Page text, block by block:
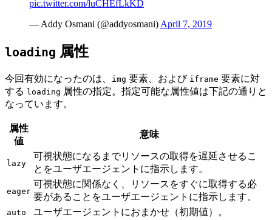
pic.twitter.com/luCHEfLkKD
— Addy Osmani (@addyosmani) April 7, 2019
loading 属性
今回有効になったのは、 img 要素、および iframe 要素に対
する loading 属性の指定。指定可能な属性値は下記の通りと
なっています。
属性
値
意味
lazy
可視状態になるまでリソースの取得を遅延させるこ
とをユーザエージェントに指示します。
eager
可視状態に関係なく、リソースをすぐに取得する必
要があることをユーザエージェントに指示します。
auto ユーザエージェントにおまかせ（初期値）。